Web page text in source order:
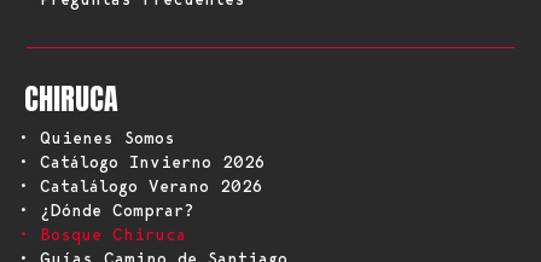
CHIRUCA
• Quienes Somos
• Catálogo Invierno 2026
• Catalálogo Verano 2026
• ¿Dónde Comprar?
• Bosque Chiruca